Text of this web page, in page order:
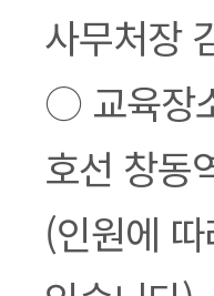
사무처장
○ 교육장
호선 창동
(인원에